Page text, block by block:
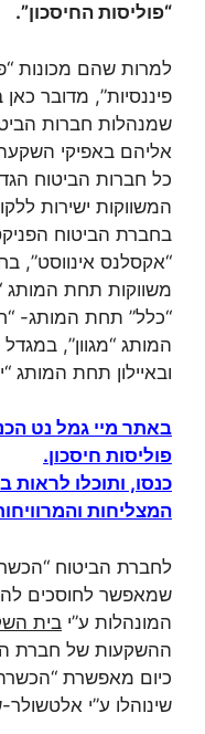
“פוליסות החיסכון”.
למרות שהם מכונות
פיננסיות”, מדובר
שמנהלות חברות
אליהם באפיקי
כל חברות הביטוח
המשווקות ישירות
בחברת הביטוח
“אקסלנס אינווסט”,
משווקות תחת המותג
“כלל” תחת המותג-
המותג “מגוון”,
ובאיילון תחת המותג
באתר מיי גמל נט
פוליסות חיסכון.
כנסו, ותוכלו לראות
המצליחות
לחברת הביטוח
שמאפשר לחוסכים
המונהלות ע”י בית
ההשקעות של חברת
כיום מאפשרת
שינוהלו ע”י